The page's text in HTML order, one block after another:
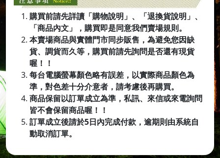
購買前請先詳讀「購物說明」、「退換貨說明」、
「商品內文」，購買即是同意我們賣場規則。
本賣場商品與實體門市同步販售，為避免您因缺
貨、調貨而久等，購買前請先詢問是否還有現貨
喔！！
每台電腦螢幕顏色略有誤差，以實際商品顏色為
準，對色差十分介意者，請考慮後再購買。
商品保留以訂單成立為準，私訊、來信或來電詢問
皆不會保留商品喔 ！！
訂單成立後請於5日內完成付款，逾期則由系統自
動取消訂單。